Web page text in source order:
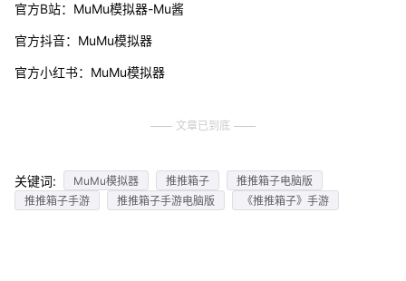
官方B站：MuMu模拟器-Mu酱
官方抖音：MuMu模拟器
官方小红书：MuMu模拟器
文章已到底
关键词: MuMu模拟器 推推箱子
推推箱子电脑版
推推箱子手游
推推箱子手游电脑版 《推推箱子》手游